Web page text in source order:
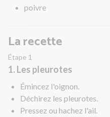
poivre
La recette
Étape 1
1. Les pleurotes
Émincez l'oignon.
Déchirez les pleurotes.
Pressez ou hachez l'ail.